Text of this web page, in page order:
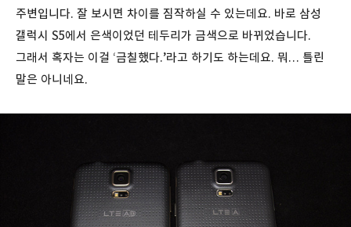
주변입니다. 잘 보시면 차이를 짐작하실 수 있는데요. 바로 삼성
갤럭시 S5에서 은색이었던 테두리가 금색으로 바뀌었습니다.
그래서 혹자는 이걸 ‘금칠했다.’라고 하기도 하는데요. 뭐… 틀린
말은 아니네요.